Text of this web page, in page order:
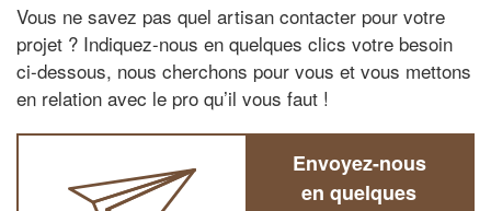
Vous ne savez pas quel artisan contacter pour votre
projet ? Indiquez-nous en quelques clics votre besoin
ci-dessous, nous cherchons pour vous et vous mettons
en relation avec le pro qu’il vous faut !
Envoyez-nous
en quelques